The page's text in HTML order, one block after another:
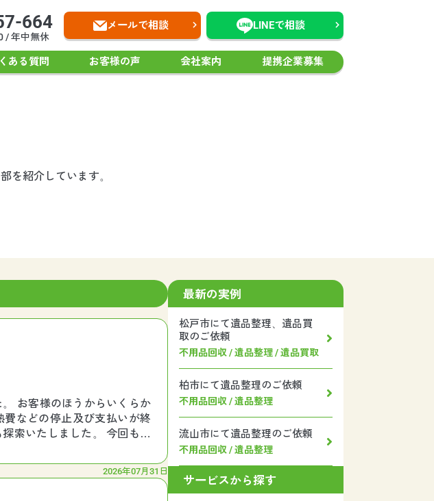
664
/ 年中無休
メールで相談 LINEで相談
ある質問 お客様の声 会社案内 提携企業募集
を紹介しています。
お客様のほうからいくらか
などの停止及び支払いが終
索いたしました。 今回も無
2026年07月31日
最新の実例
松戸市にて遺品整理、遺品買
取のご依頼
不用品回収 / 遺品整理 / 遺品買取
柏市にて遺品整理のご依頼
不用品回収 / 遺品整理
流山市にて遺品整理のご依頼
不用品回収 / 遺品整理
サービスから探す